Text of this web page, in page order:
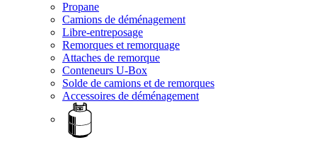
Propane
Camions de déménagement
Libre-entreposage
Remorques et remorquage
Attaches de remorque
Conteneurs U-Box
Solde de camions et de remorques
Accessoires de déménagement